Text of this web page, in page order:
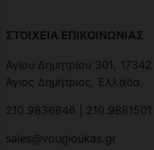
ΣΤΟΙΧΕΙΑ ΕΠΙΚΟΙΝΩΝΙΑΣ
Αγίου Δημητρίου 301, 17342
Άγιος Δημήτριος, Ελλάδα
210.9836846 | 210.9881501
sales@vougioukas.gr